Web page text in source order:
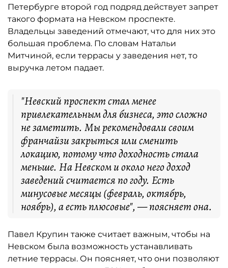
Петербурге второй год подряд действует запрет
такого формата на Невском проспекте.
Владельцы заведений отмечают, что для них это
большая проблема. По словам Натальи
Митчиной, если террасы у заведения нет, то
выручка летом падает.
"Невский проспект стал менее
привлекательным для бизнеса, это сложно
не заметить. Мы рекомендовали своим
франчайзи закрыться или сменить
локацию, потому что доходность стала
меньше. На Невском и около него доход
заведений считается по году. Есть
минусовые месяцы (февраль, октябрь,
ноябрь), а есть плюсовые", — поясняет она.
Павел Крупин также считает важным, чтобы на
Невском была возможность устанавливать
летние террасы. Он поясняет, что они позволяют